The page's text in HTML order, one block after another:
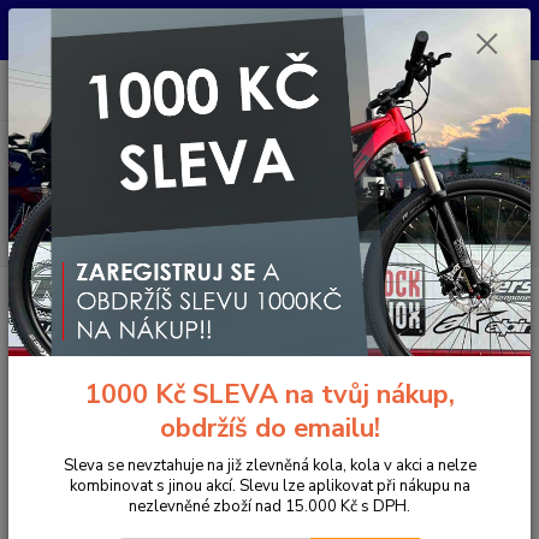
Pro nachystání kola / doplňků na prodejně si prosím zavolejte dopředu.
Menu
CZK
Hledat
+420 733 792 733
PO-PÁ 10:00-17:00 | SO: 9:00-12:00
Přihlášení
Zaslat zapomenuté heslo
1000 Kč SLEVA na tvůj nákup,
obdržíš do emailu!
Sleva se nevztahuje na již zlevněná kola, kola v akci a nelze
kombinovat s jinou akcí. Slevu lze aplikovat při nákupu na
nezlevněné zboží nad 15.000 Kč s DPH.